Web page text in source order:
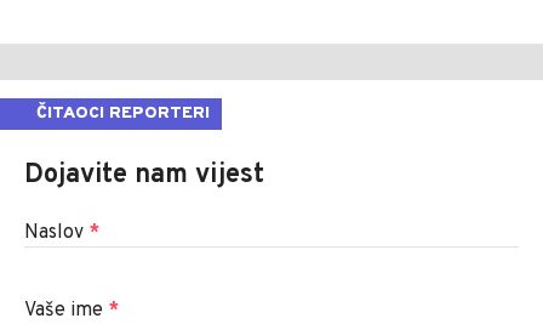
ČITAOCI REPORTERI
Dojavite nam vijest
Naslov *
Vaše ime *